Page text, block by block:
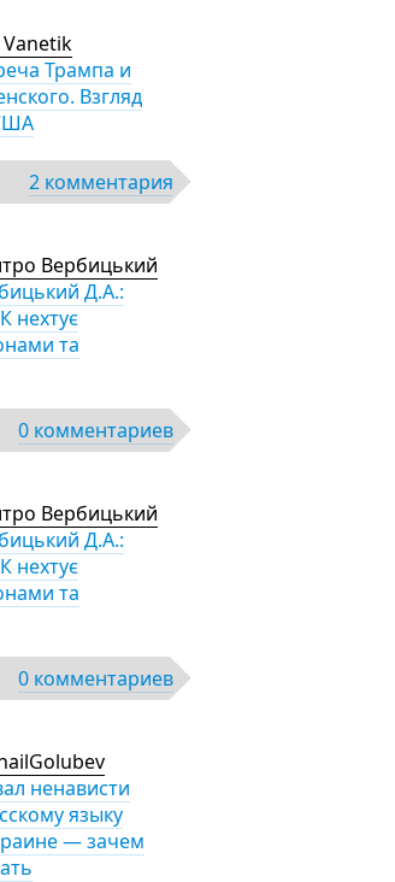
Трампа и
Взгляд
2 комментария
Вербицький
Д.А.:
нехтує
та
0 комментариев
Вербицький
Д.А.:
нехтує
та
0 комментариев
ненависти
языку
— зачем